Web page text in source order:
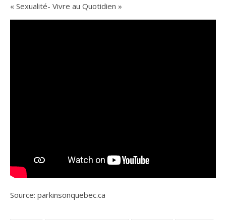
« Sexualité- Vivre au Quotidien »
Source: parkinsonquebec.ca